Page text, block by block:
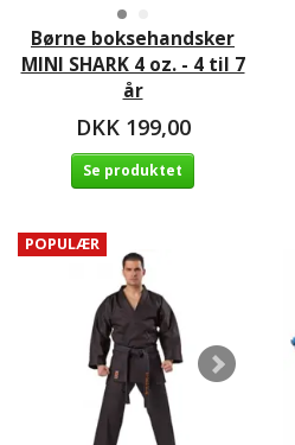
Børne boksehandsker
MINI SHARK 4 oz. - 4 til 7
år
DKK 199,00
Se produktet
POPULÆR